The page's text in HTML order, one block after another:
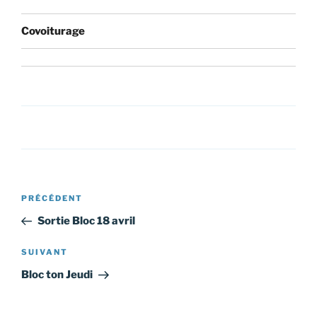
Covoiturage
Navigation
l’article
Article
précédent
PRÉCÉDENT
Sortie Bloc 18 avril
Article
suivant
SUIVANT
Bloc ton Jeudi